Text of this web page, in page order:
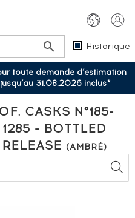
Historique
toute demande d’estimation
31.08.2026 inclus*
CASKS N°185-
- BOTTLED
(AMBRÉ)